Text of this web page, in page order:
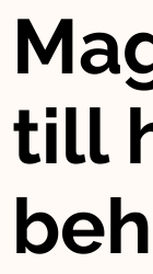
till